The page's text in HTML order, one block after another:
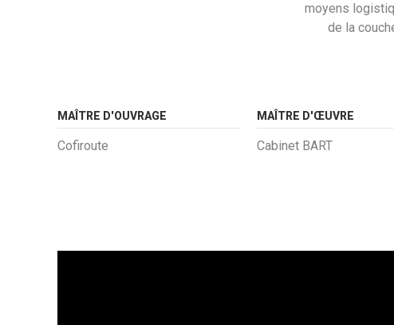
moyens
de la
MAÎTRE D'OUVRAGE
Cofiroute
MAÎTRE D'ŒUVRE
Cabinet BART